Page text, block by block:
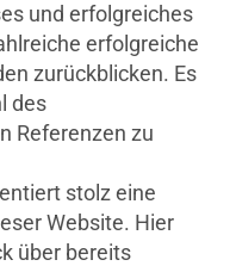
und erfolgreiches
erfolgreiche
zurückblicken. Es
des
Referenzen zu
stolz eine
Website. Hier
über bereits